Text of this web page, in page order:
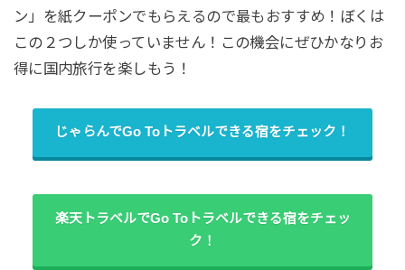
ン」を紙クーポンでもらえるので最もおすすめ！ぼくは
この２つしか使っていません！この機会にぜひかなりお
得に国内旅行を楽しもう！
じゃらんでGo Toトラベルできる宿をチェック！
楽天トラベルでGo Toトラベルできる宿をチェッ
ク！